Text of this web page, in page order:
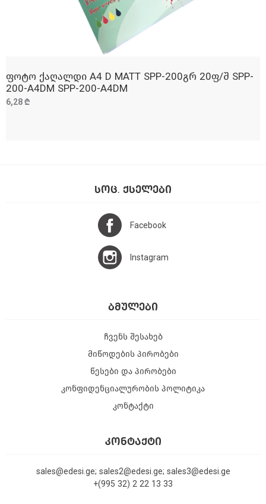
ᲓᲐᲛᲐᲢᲔᲑᲐ
ფოტო ქაღალდი A4 D MATT SPP-200გრ 20ფ/შ SPP-
200-A4DM SPP-200-A4DM
6,28 ₾
ᲡᲝᲪ. ᲥᲡᲔᲚᲔᲑᲘ
Facebook
Instagram
ᲑᲛᲣᲚᲔᲑᲘ
ჩვენს შესახებ
მიწოდების პირობები
წესები და პირობები
კონფიდენციალურობის პოლიტიკა
კონტაქტი
ᲙᲝᲜᲢᲐᲥᲢᲘ
sales@edesi.ge; sales2@edesi.ge; sales3@edesi.ge
+(995 32) 2 22 13 33